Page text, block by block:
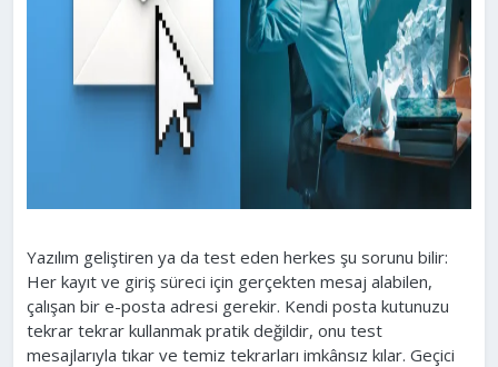
Yazılım geliştiren ya da test eden herkes şu sorunu bilir:
Her kayıt ve giriş süreci için gerçekten mesaj alabilen,
çalışan bir e-posta adresi gerekir. Kendi posta kutunuzu
tekrar tekrar kullanmak pratik değildir, onu test
mesajlarıyla tıkar ve temiz tekrarları imkânsız kılar. Geçici